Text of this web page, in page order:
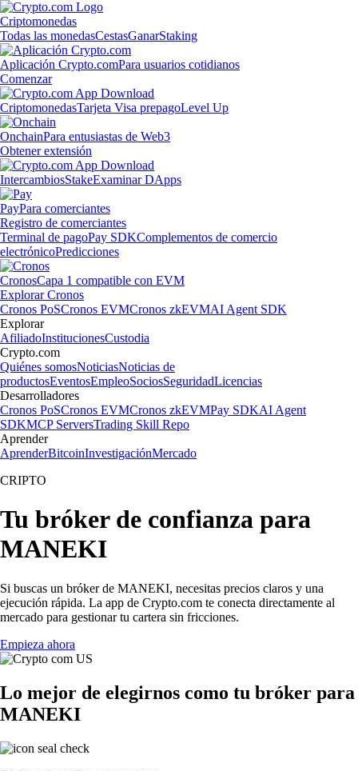
Criptomonedas
Todas las monedasCestasGanarStaking
Aplicación Crypto.comPara usuarios cotidianos
Comenzar
CriptomonedasTarjeta Visa prepagoLevel Up
OnchainPara entusiastas de Web3
Obtener extensión
IntercambiosStakeExaminar DApps
PayPara comerciantes
Registro de comerciantes
Terminal de pagoPay SDKComplementos de comercio
electrónicoPredicciones
CronosCapa 1 compatible con EVM
Explorar Cronos
Cronos PoSCronos EVMCronos zkEVMAI Agent SDK
Explorar
AfiliadoInstitucionesCustodia
Crypto.com
Quiénes somosNoticiasNoticias de
productosEventosEmpleoSociosSeguridadLicencias
Desarrolladores
Cronos PoSCronos EVMCronos zkEVMPay SDKAI Agent
SDKMCP ServersTrading Skill Repo
Aprender
AprenderBitcoinInvestigaciónMercado
CRIPTO
Tu bróker de confianza para
MANEKI
Si buscas un bróker de MANEKI, necesitas precios claros y una
ejecución rápida. La app de Crypto.com te conecta directamente al
mercado para gestionar tu cartera sin fricciones.
Empieza ahora
Lo mejor de elegirnos como tu bróker para
MANEKI